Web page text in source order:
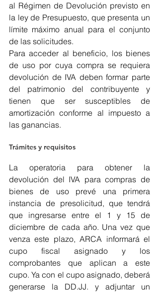
al Régimen de Devolución previsto en
la ley de Presupuesto, que presenta un
límite máximo anual para el conjunto
de las solicitudes.
Para acceder al beneficio, los bienes
de uso por cuya compra se requiera
devolución de IVA deben formar parte
del patrimonio del contribuyente y
tienen que ser susceptibles de
amortización conforme al impuesto a
las ganancias.
Trámites y requisitos
La operatoria para obtener la
devolución del IVA para compras de
bienes de uso prevé una primera
instancia de presolicitud, que tendrá
que ingresarse entre el 1 y 15 de
diciembre de cada año. Una vez que
venza este plazo, ARCA informará el
cupo fiscal asignado y los
comprobantes que aplican a este
cupo. Ya con el cupo asignado, deberá
generarse la DD.JJ. y adjuntar un